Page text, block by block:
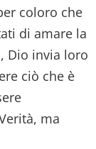
coloro che
di amare la
Dio invia loro
ciò che è
ma